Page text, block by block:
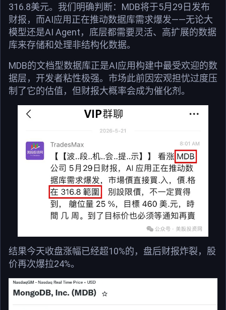
316.8美元。我们明确判断：MDB将于5月29日发布
财报，而AI应用正在推动数据库需求爆发——无论大
模型还是AI Agent，底层都需要灵活、高扩展的数据
库来存储和处理非结构化数据。
MDB的文档型数据库正是AI应用构建中最受欢迎的数
据层，开发者粘性极强。市场此前因宏观担忧过度压
制了它的估值，但财报大概率会成为催化剂。
结果今天收盘涨幅已经超10%的，盘后财报炸裂，股
价再次爆拉24%。